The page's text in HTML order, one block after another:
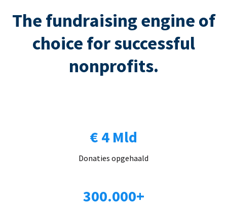
The fundraising engine of
choice for successful
nonprofits.
€ 4 Mld
Donaties opgehaald
300.000+